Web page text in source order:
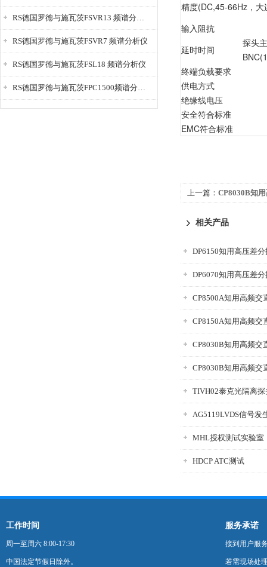
RS德国罗德与施瓦茨FSVR13 频谱分析仪
RS德国罗德与施瓦茨FSVR7 频谱分析仪
RS德国罗德与施瓦茨FSL18 频谱分析仪
RS德国罗德与施瓦茨FPC1500频谱分析仪
精度(DC,45-66Hz，大
输入阻抗
延时时间
探头
终端负载要求
供电方式
绝缘线电压
安全符合标准
EMC符合标准
上一篇： CP8030B知
相关产品
DP6150知用高压差分
DP6070知用高压差分
TIVH02泰克光隔离
AG5119LVDS信号发
MHL授权测试实验室
HDCP ATC测试
工作时间
周一至周六 8:00-17:30
中国法定节假日除外。
服务承诺
接到用户服
若需现场处